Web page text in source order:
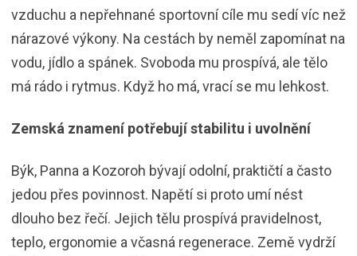
vzduchu a nepřehnané sportovní cíle mu sedí víc než
nárazové výkony. Na cestách by neměl zapomínat na
vodu, jídlo a spánek. Svoboda mu prospívá, ale tělo
má rádo i rytmus. Když ho má, vrací se mu lehkost.
Zemská znamení potřebují stabilitu i uvolnění
Býk, Panna a Kozoroh bývají odolní, praktičtí a často
jedou přes povinnost. Napětí si proto umí nést
dlouho bez řečí. Jejich tělu prospívá pravidelnost,
teplo, ergonomie a včasná regenerace. Země vydrží